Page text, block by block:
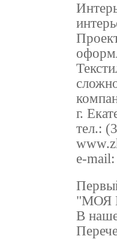
г.
тел.:
e-mail:
"МОЯ
В